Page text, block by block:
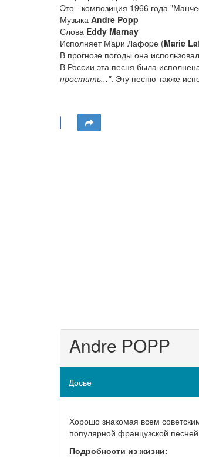
Это - композиция 1966 года
Музыка Andre Popp
Слова Eddy Marnay
Исполняет Маpи Лафоpе (Marie
В прогнозе погоды она
В России эта песня была
простить...". Эту песню также
Andre POPP
Досье
Хорошо знакомая всем
популярной французской
Подробности из жизни: